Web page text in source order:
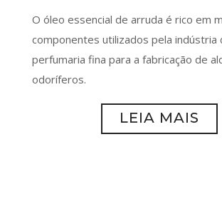
O óleo essencial de arruda é rico em
componentes utilizados pela indústria
perfumaria fina para a fabricação de
odoríferos.
LEIA MAIS